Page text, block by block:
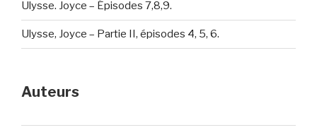
Ulysse. Joyce – Épisodes 7,8,9.
Ulysse, Joyce – Partie II, épisodes 4, 5, 6.
Auteurs